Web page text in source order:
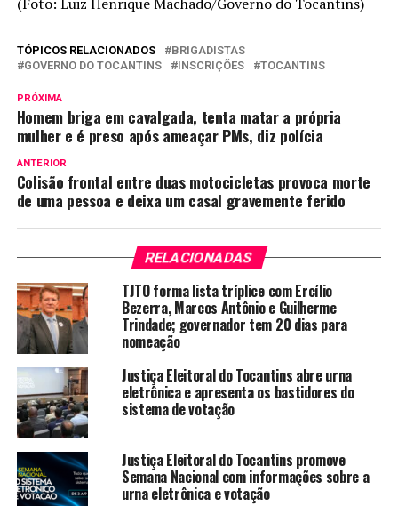
TÓPICOS RELACIONADOS
BRIGADISTAS
GOVERNO DO TOCANTINS
INSCRIÇÕES TOCANTINS
PRÓXIMA
Homem briga em cavalgada, tenta matar a própria
mulher e é preso após ameaçar PMs, diz polícia
ANTERIOR
Colisão frontal entre duas motocicletas provoca morte
de uma pessoa e deixa um casal gravemente ferido
RELACIONADAS
TJTO forma lista tríplice com Ercílio
Bezerra, Marcos Antônio e Guilherme
Trindade; governador tem 20 dias para
nomeação
Justiça Eleitoral do Tocantins abre urna
eletrônica e apresenta os bastidores do
sistema de votação
Justiça Eleitoral do Tocantins promove
Semana Nacional com informações sobre a
urna eletrônica e votação